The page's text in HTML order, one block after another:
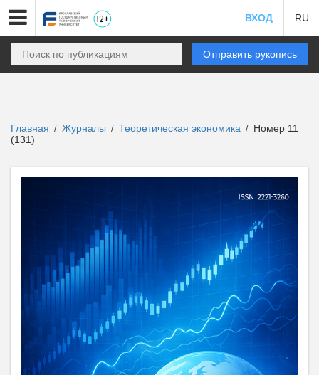
ВХОД RU
Отправить рукопись
Главная / Журналы / Теоретическая экономика / Номер 11
(131)